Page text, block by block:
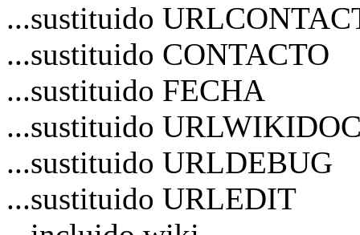
...sustituido
...sustituido CONTACTO
...sustituido FECHA
...sustituido
...sustituido URLDEBUG
...sustituido URLEDIT